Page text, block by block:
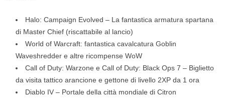
Halo: Campaign Evolved – La fantastica armatura spartana
di Master Chief (riscattabile al lancio)
World of Warcraft: fantastica cavalcatura Goblin
Waveshredder e altre ricompense WoW
Call of Duty: Warzone e Call of Duty: Black Ops 7 – Biglietto
da visita tattico arancione e gettone di livello 2XP da 1 ora
Diablo IV – Portale della città mondiale di Citron